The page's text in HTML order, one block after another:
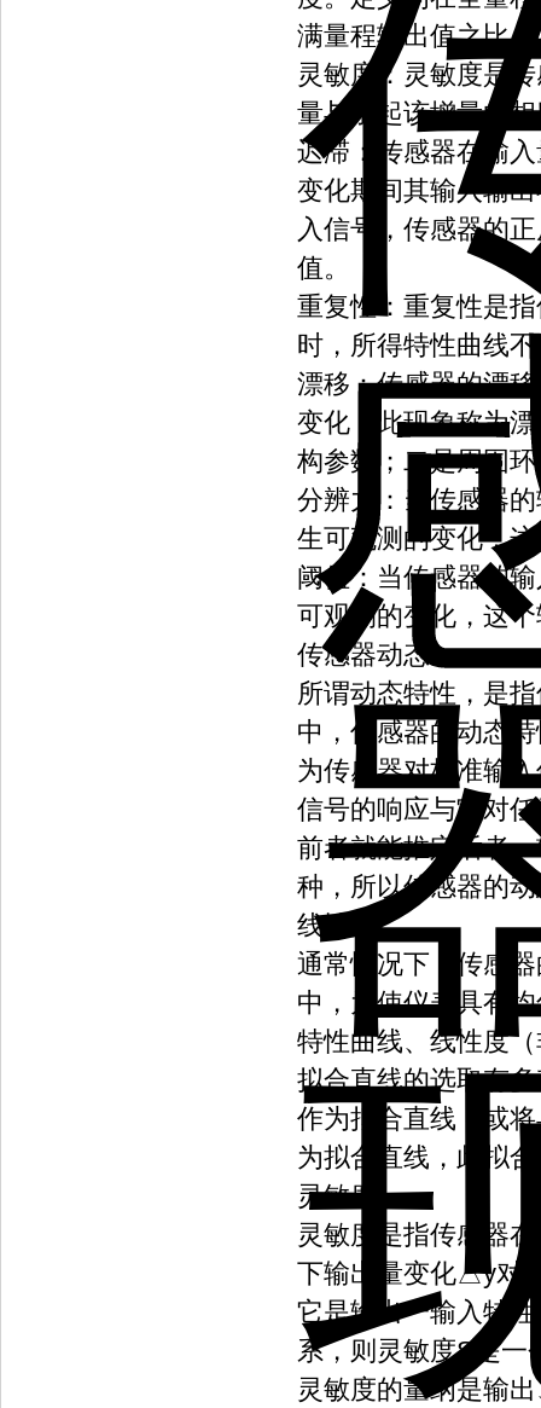
满量程输出值之比。
灵敏度：灵敏度是
量与引起该增量的
迟滞：传感器在输
变化期间其输入输
入信号，传感器的
值。
重复性：重复性是
时，所得特性曲线
漂移：传感器的漂
变化，此现象称为
构参数；二是周围
分辨力：当传感器
生可观测的变化，
阈值：当传感器的
可观测的变化，这
传感器动态
所谓动态特性，是
中，传感器的动态
为传感器对标准输
信号的响应与它对
前者就能推定后者
种，所以传感器的
线性度
通常情况下，传感
中，为使仪表具有
特性曲线、线性度
拟合直线的选取有
作为拟合直线；或
为拟合直线，此拟
灵敏度
灵敏度是指传感器
下输出量变化△y对
它是输出一输入特
系，则灵敏度S是一
灵敏度的量纲是输